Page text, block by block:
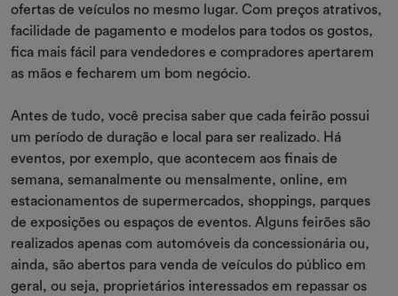
ofertas de veículos no mesmo lugar. Com preços atrativos,
facilidade de pagamento e modelos para todos os gostos,
fica mais fácil para vendedores e compradores apertarem
as mãos e fecharem um bom negócio.
Antes de tudo, você precisa saber que cada feirão possui
um período de duração e local para ser realizado. Há
eventos, por exemplo, que acontecem aos finais de
semana, semanalmente ou mensalmente, online, em
estacionamentos de supermercados, shoppings, parques
de exposições ou espaços de eventos. Alguns feirões são
realizados apenas com automóveis da concessionária ou,
ainda, são abertos para venda de veículos do público em
geral, ou seja, proprietários interessados em repassar os